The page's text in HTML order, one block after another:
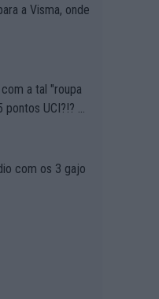
a Visma, onde
a tal "roupa
pontos UCI?!? S
pontos??? Is
na estra
com os 3 gajo